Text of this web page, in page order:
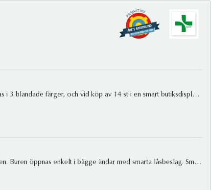
Praktisk transportbur till smådjur. Perfekt till veterinärbesök, bilfärden, flytt osv. Buren monteras enkelt ihop utan verktyg. Levereras i 3 blandade färger, och vid köp av 14 st i en smart butiksdisplay. Mått: 48 x 31,5 x 33 cm.
Transportbur med många smarta detaljer till katter och små hundar. Tillverkad av slagtålig plast och med praktiskt handtag på toppen. Buren öppnas enkelt i bägge ändar med smarta låsbeslag. Små förvaringsfack för plats till te.x ett koppel. Möjlighet finns att sätta fast buren i bilen med säkerhetsbältet. Bra ventilation